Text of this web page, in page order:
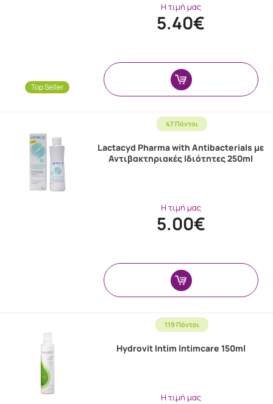
Top Seller
Η τιμή μας
5.40€
47 Πόντοι
Lactacyd Pharma with Antibacterials με
Αντιβακτηριακές Ιδιότητες 250ml
Η τιμή μας
5.00€
119 Πόντοι
Hydrovit Intim Intimcare 150ml
Η τιμή μας